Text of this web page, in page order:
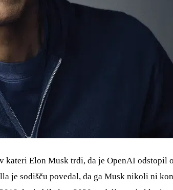
Elon Musk trdi, da je OpenAI
je sodišču povedal, da ga Musk nikoli ni